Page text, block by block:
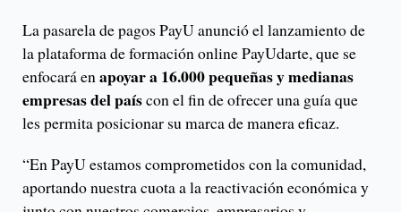
La pasarela de pagos PayU anunció el lanzamiento de
la plataforma de formación online PayUdarte, que se
enfocará enapoyar a 16.000 pequeñas y medianas
empresas del paíscon el fin de ofrecer una guía que
les permita posicionar su marca de manera eficaz.
“En PayU estamos comprometidos con la comunidad,
aportando nuestra cuota a la reactivación económica y